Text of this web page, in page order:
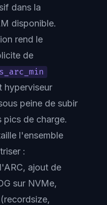
dans la
disponible.
rend le
de
hyperviseur
peine de subir
pics de charge.
l'ensemble
:
ajout de
sur NVMe,